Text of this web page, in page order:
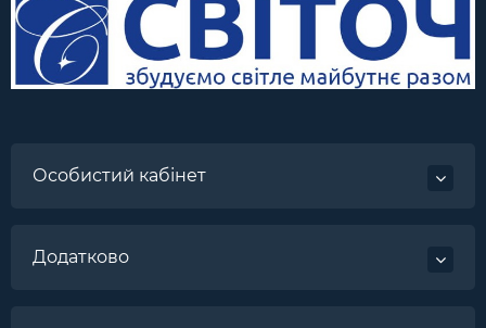
Особистий кабінет
Додатково